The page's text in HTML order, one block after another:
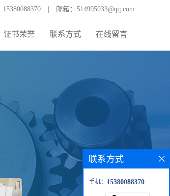
15380088370 邮箱： 514995033@qq.com
证书荣誉 联系方式 在线留言
联系方式
手机： 15380088370